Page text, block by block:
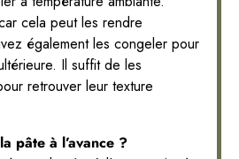
cela peut les rendre
également les congeler pour
Il suffit de les
retrouver leur texture
pâte à l’avance ?